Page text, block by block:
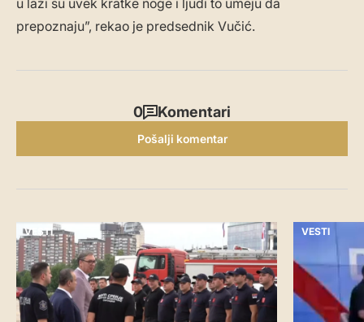
u laži su uvek kratke noge i ljudi to umeju da
prepoznaju”, rekao je predsednik Vučić.
0 Komentari
Pošalji komentar
VESTI VESTI